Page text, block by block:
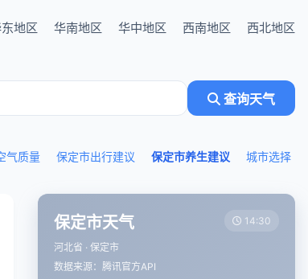
地区 华南地区 华中地区 西南地区 西北地区
查询天气
气质量 保定市出行建议 保定市养生建议 城市选择
保定市天气
河北省 · 保定市
数据来源：腾讯官方API
14:30